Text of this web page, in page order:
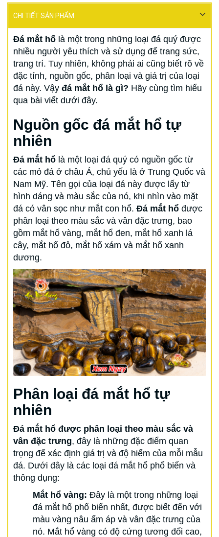
CHI TIẾT SẢN PHẨM
Đá mắt hổ là một trong những loại đá quý được
nhiều người yêu thích và sử dụng để trang sức,
trang trí. Tuy nhiên, không phải ai cũng biết rõ về
đặc tính, nguồn gốc, phân loại và giá trị của loại
đá này. Vậy đá mắt hổ là gì? Hãy cùng tìm hiểu
qua bài viết dưới đây.
Nguồn gốc đá mắt hổ tự
nhiên
Đá mắt hổ là một loại đá quý có nguồn gốc từ
các mỏ đá ở châu Á, chủ yếu là ở Trung Quốc và
Nam Mỹ. Tên gọi của loại đá này được lấy từ
hình dáng và màu sắc của nó, khi nhìn vào mặt
đá có vân sọc như mắt con hổ. Đá mắt hổ được
phân loại theo màu sắc và vân đặc trưng, bao
gồm mắt hổ vàng, mắt hổ đen, mắt hổ xanh lá
cây, mắt hổ đỏ, mắt hổ xám và mắt hổ xanh
dương.
Phân loại đá mắt hổ tự
nhiên
Đá mắt hổ được phân loại theo màu sắc và
vân đặc trưng, đây là những đặc điểm quan
trọng để xác định giá trị và độ hiếm của mỗi mẫu
đá. Dưới đây là các loại đá mắt hổ phổ biến và
thông dụng:
Mắt hổ vàng: Đây là một trong những loại
đá mắt hổ phổ biến nhất, được biết đến với
màu vàng nâu ấm áp và vân đặc trưng của
nó. Mắt hổ vàng có độ cứng tương đối cao,